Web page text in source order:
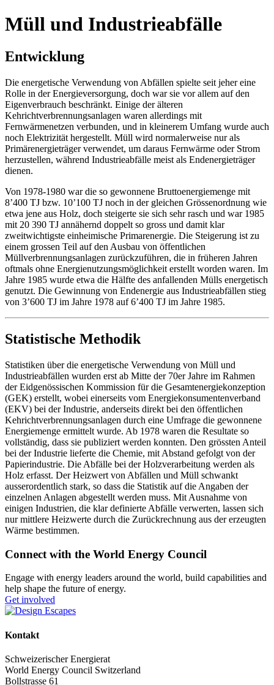
Müll und Industrieabfälle
Entwicklung
Die energetische Verwendung von Abfällen spielte seit jeher eine
Rolle in der Energieversorgung, doch war sie vor allem auf den
Eigenverbrauch beschränkt. Einige der älteren
Kehrichtverbrennungsanlagen waren allerdings mit
Fernwärmenetzen verbunden, und in kleinerem Umfang wurde auch
noch Elektrizität hergestellt. Müll wird normalerweise nur als
Primärenergieträger verwendet, um daraus Fernwärme oder Strom
herzustellen, während Industrieabfälle meist als Endenergieträger
dienen.
Von 1978-1980 war die so gewonnene Bruttoenergiemenge mit
8’400 TJ bzw. 10’100 TJ noch in der gleichen Grössenordnung wie
etwa jene aus Holz, doch steigerte sie sich sehr rasch und war 1985
mit 20 390 TJ annähernd doppelt so gross und damit klar
zweitwichtigste einheimische Primarenergie. Die Steigerung ist zu
einem grossen Teil auf den Ausbau von öffentlichen
Müllverbrennungsanlagen zurückzuführen, die in früheren Jahren
oftmals ohne Energienutzungsmöglichkeit erstellt worden waren. Im
Jahre 1985 wurde etwa die Hälfte des anfallenden Mülls energetisch
genutzt. Die Gewinnung von Endenergie aus Industrieabfällen stieg
von 3’600 TJ im Jahre 1978 auf 6’400 TJ im Jahre 1985.
Statistische Methodik
Statistiken über die energetische Verwendung von Müll und
Industrieabfällen wurden erst ab Mitte der 70er Jahre im Rahmen
der Eidgenössischen Kommission für die Gesamtenergiekonzeption
(GEK) erstellt, wobei einerseits vom Energiekonsumentenverband
(EKV) bei der Industrie, anderseits direkt bei den öffentlichen
Kehrichtverbrennungsanlagen durch eine Umfrage die gewonnene
Energiemenge ermittelt wurde. Ab 1978 waren die Resultate so
vollständig, dass sie publiziert werden konnten. Den grössten Anteil
bei der Industrie lieferte die Chemie, mit Abstand gefolgt von der
Papierindustrie. Die Abfälle bei der Holzverarbeitung werden als
Holz erfasst. Der Heizwert von Abfällen und Müll schwankt
ausserordentlich stark, so dass die Statistik auf die Angaben der
einzelnen Anlagen abgestellt werden muss. Mit Ausnahme von
einigen Industrien, die klar definierte Abfälle verwerten, lassen sich
nur mittlere Heizwerte durch die Zurückrechnung aus der erzeugten
Wärme bestimmen.
Connect with the World Energy Council
Engage with energy leaders around the world, build capabilities and
help shape the future of energy.
Get involved
Kontakt
Schweizerischer Energierat
World Energy Council Switzerland
Bollstrasse 61